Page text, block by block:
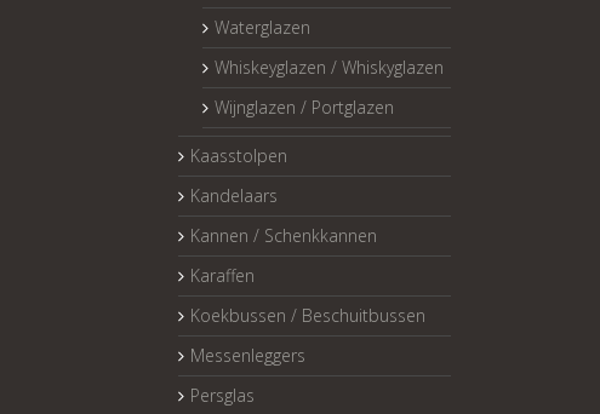
Waterglazen
Whiskeyglazen / Whiskyglazen
Wijnglazen / Portglazen
Kaasstolpen
Kandelaars
Kannen / Schenkkannen
Karaffen
Koekbussen / Beschuitbussen
Messenleggers
Persglas